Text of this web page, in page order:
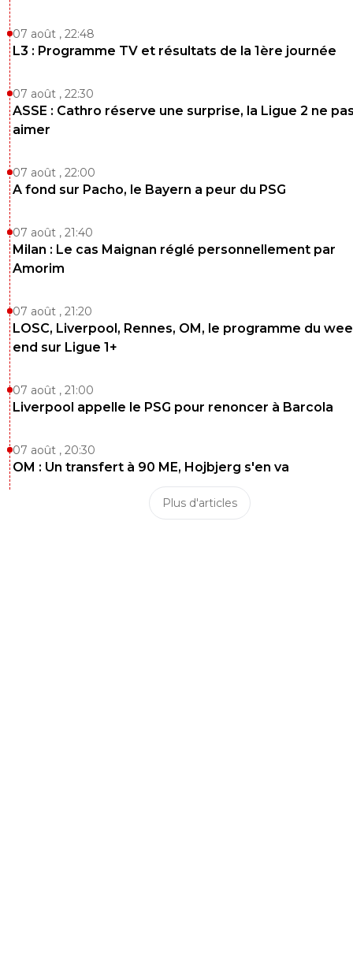
07 août , 22:48
L3 : Programme TV et résultats de la 1ère journée
07 août , 22:30
ASSE : Cathro réserve une surprise, la Ligue 2 ne
aimer
07 août , 22:00
A fond sur Pacho, le Bayern a peur du PSG
07 août , 21:40
Milan : Le cas Maignan réglé personnellement par
Amorim
07 août , 21:20
LOSC, Liverpool, Rennes, OM, le programme du
end sur Ligue 1+
07 août , 21:00
Liverpool appelle le PSG pour renoncer à Barcola
07 août , 20:30
OM : Un transfert à 90 ME, Hojbjerg s'en va
Plus d'articles